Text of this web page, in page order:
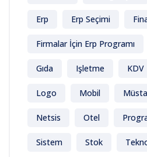
Erp Erp Seçimi
Firmalar İçin Erp Programı
Gıda Işletme KDV
Logo Mobil
Netsis Otel
Sistem Stok